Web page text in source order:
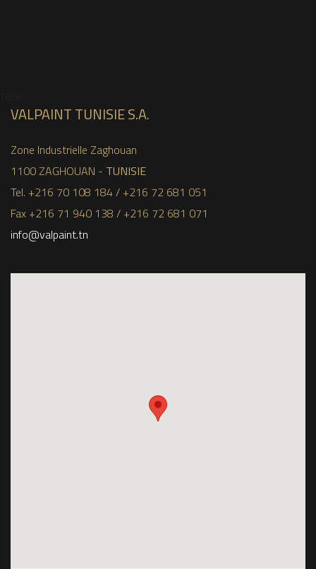
VALPAINT TUNISIE S.A.
Zone Industrielle Zaghouan
1100 ZAGHOUAN - TUNISIE
Tel. +216 70 108 184 / +216 72 681 051
Fax +216 71 940 138 / +216 72 681 071
info@valpaint.tn